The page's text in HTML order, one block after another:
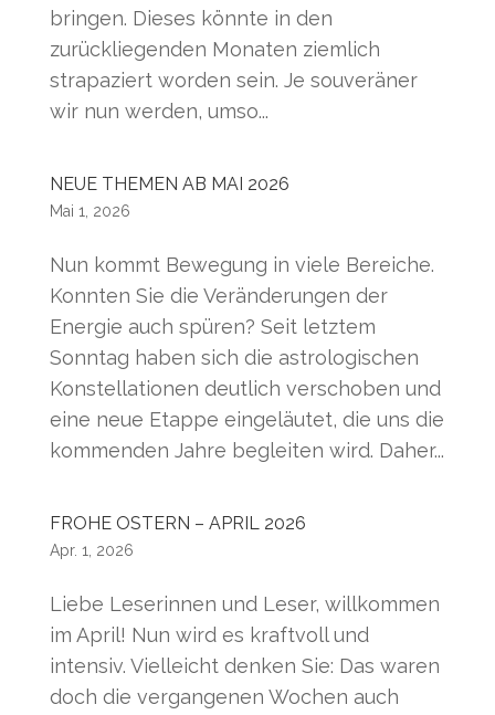
bringen. Dieses könnte in den
zurückliegenden Monaten ziemlich
strapaziert worden sein. Je souveräner
wir nun werden, umso...
NEUE THEMEN AB MAI 2026
Mai 1, 2026
Nun kommt Bewegung in viele Bereiche.
Konnten Sie die Veränderungen der
Energie auch spüren? Seit letztem
Sonntag haben sich die astrologischen
Konstellationen deutlich verschoben und
eine neue Etappe eingeläutet, die uns die
kommenden Jahre begleiten wird. Daher...
FROHE OSTERN – APRIL 2026
Apr. 1, 2026
Liebe Leserinnen und Leser, willkommen
im April! Nun wird es kraftvoll und
intensiv. Vielleicht denken Sie: Das waren
doch die vergangenen Wochen auch